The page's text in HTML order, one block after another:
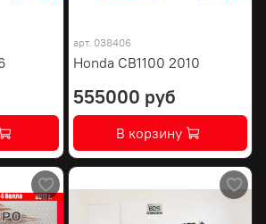
арт. 038406
Honda CB1100 2010
555000 руб
В корзину